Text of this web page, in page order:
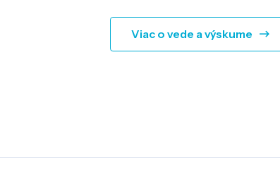
Viac o vede a výskume